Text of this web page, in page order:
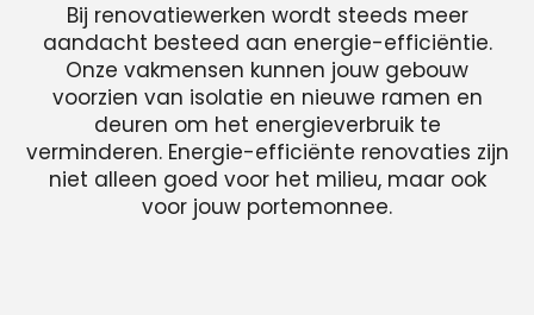
Bij renovatiewerken wordt steeds meer
aandacht besteed aan energie-efficiëntie.
Onze vakmensen kunnen jouw gebouw
voorzien van isolatie en nieuwe ramen en
deuren om het energieverbruik te
verminderen. Energie-efficiënte renovaties zijn
niet alleen goed voor het milieu, maar ook
voor jouw portemonnee.